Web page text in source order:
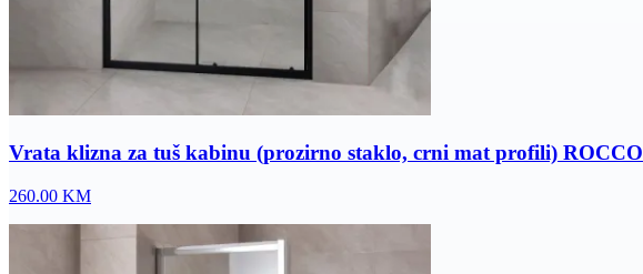
Vrata klizna za tuš kabinu (prozirno staklo, crni mat profili) ROCCO
260.00 KM